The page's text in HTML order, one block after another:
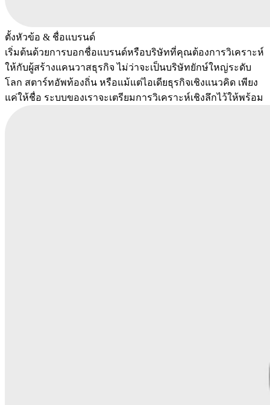
ตั้งหัวข้อ & ชื่อแบรนด์
เริ่มต้นด้วยการบอกชื่อแบรนด์หรือบริษัทที่คุณต้องการวิเคราะห์
ให้กับผู้สร้างแคนวาสธุรกิจ ไม่ว่าจะเป็นบริษัทยักษ์ใหญ่ระดับ
โลก สตาร์ทอัพท้องถิ่น หรือแม้แต่ไอเดียธุรกิจเชิงแนวคิด เพียง
แค่ให้ชื่อ ระบบของเราจะเตรียมการวิเคราะห์เชิงลึกไว้ให้พร้อม